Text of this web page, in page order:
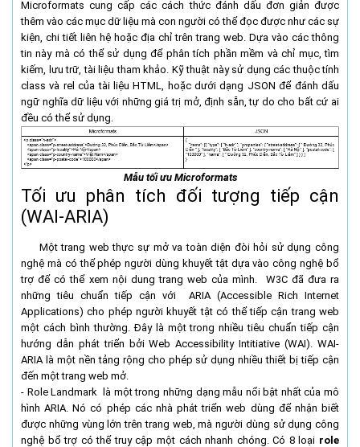
Microformats cung cấp các cách thức đánh dấu đơn giản được
thêm vào các mục dữ liệu mà con người có thể đọc được như các sự
kiện, chi tiết liên hệ hoặc địa chỉ trên trang web. Dựa vào các thông
tin này mà có thể sử dụng để phân tích phần mềm và chỉ mục, tìm
kiếm, lưu trữ, tài liệu tham khảo. Kỹ thuật này sử dụng các thuộc tính
class và rel của tài liệu HTML, hoặc dưới dạng JSON để đánh dấu
ngữ nghĩa dữ liệu với những giá trị mở, định sẵn, tự do cho bất cứ ai
đều có thể sử dụng.
Mẫu tối ưu Microformats
Tối ưu phân tích đối tượng tiếp cận
(WAI-ARIA)
Một trang web thực sự mở va toàn diện đòi hỏi sử dụng công
nghệ mà có thể phép người dùng khuyết tật dựa vào công nghệ bổ
trợ để có thể xem nội dung trang web của mình. W3C đã đưa ra
những tiêu chuẩn tiếp cận với ARIA (Accessible Rich Internet
Applications) cho phép người khuyết tật có thể tiếp cận trang web
một cách bình thường. Đây là một trong nhiều tiêu chuẩn tiếp cận
hướng dẫn phát triển bởi Web Accessibility Intitiative (WAI). WAI-
ARIA là một nền tảng rộng cho phép sử dụng nhiều thiết bị tiếp cận
đến một trang web mở.
- Role Landmark là một trong những dạng mẫu nổi bật nhất của mô
hình ARIA. Nó có phép các nhà phát triển web dùng để nhận biết
được những vùng lớn trên trang web, mà người dùng sử dụng công
nghệ bổ trợ có thể truy cập một cách nhanh chóng. Có 8 loại role